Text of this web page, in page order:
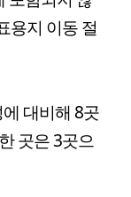
용지 이동 절
대비해 8곳
곳은 3곳으